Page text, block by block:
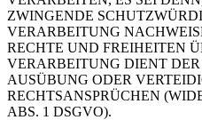
ZWINGENDE
VERARBEITUNG
RECHTE UND FREIHEITEN
VERARBEITUNG DIENT
AUSÜBUNG ODER
RECHTSANSPRÜCHEN
ABS. 1 DSGVO).